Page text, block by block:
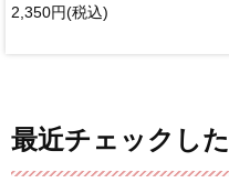
2,350円(税込)
最近チェックし